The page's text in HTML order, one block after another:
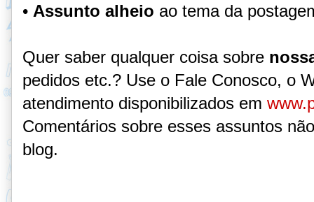
• Assunto alheio ao tema da
Quer saber qualquer coisa sobre
pedidos etc.? Use o Fale Conosco, o
atendimento disponibilizados em
Comentários sobre esses assuntos
blog.